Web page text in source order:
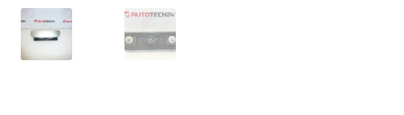
Procedimento de Reclamação